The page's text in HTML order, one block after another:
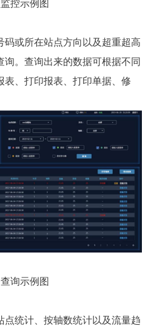
控示例图
码或所在站点方向以及超重超高
询。查询出来的数据可根据不同
表、打印报表、打印单据、修
询示例图
点统计、按轴数统计以及流量趋